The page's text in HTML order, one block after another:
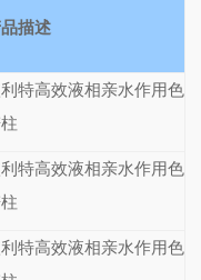
描述
特高效液相亲水作用色
特高效液相亲水作用色
特高效液相亲水作用色